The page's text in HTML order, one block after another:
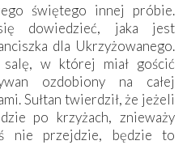
świętego innej próbie.
dowiedzieć, jaka jest
dla Ukrzyżowanego.
salę, w której miał gościć
ozdobiony na całej
Sułtan twierdził, że jeżeli
po krzyżach, znieważy
nie przejdzie, będzie to